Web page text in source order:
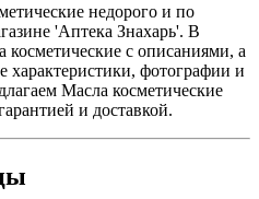
недорого и по
'Аптека Знахарь'. В
косметические с описаниями, а
характеристики, фотографии и
Масла косметические
и доставкой.